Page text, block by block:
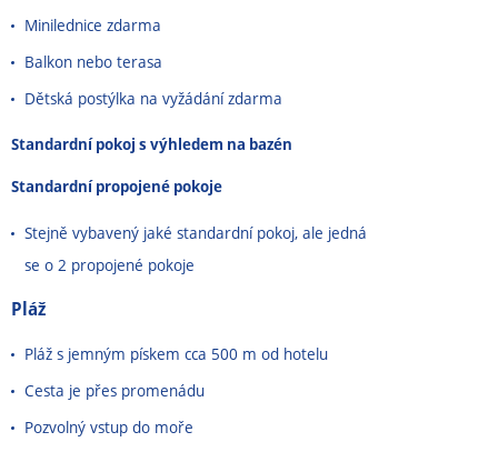
Minilednice zdarma
Balkon nebo terasa
Dětská postýlka na vyžádání zdarma
Standardní pokoj s výhledem na bazén
Standardní propojené pokoje
Stejně vybavený jaké standardní pokoj, ale jedná
se o 2 propojené pokoje
Pláž
Pláž s jemným pískem cca 500 m od hotelu
Cesta je přes promenádu
Pozvolný vstup do moře